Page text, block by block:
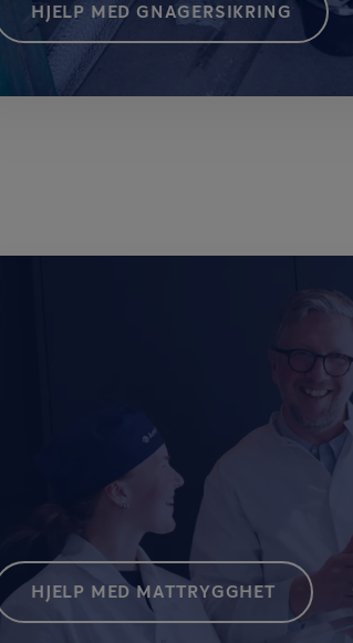
HJELP MED GNAGERSIKRING
HJELP MED MATTRYGGHET